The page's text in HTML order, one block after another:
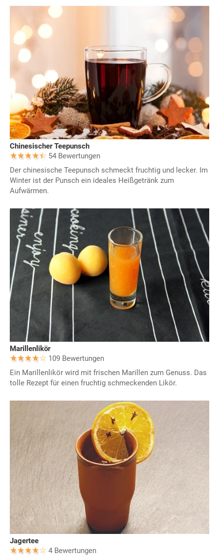
Chinesischer Teepunsch
54 Bewertungen
Der chinesische Teepunsch schmeckt fruchtig und lecker. Im
Winter ist der Punsch ein ideales Heißgetränk zum
Aufwärmen.
Marillenlikör
109 Bewertungen
Ein Marillenlikör wird mit frischen Marillen zum Genuss. Das
tolle Rezept für einen fruchtig schmeckenden Likör.
Jagertee
4 Bewertungen